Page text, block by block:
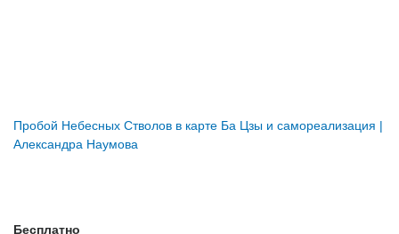
Пробой Небесных Стволов в карте Ба Цзы и самореализация |
Александра Наумова
Бесплатно